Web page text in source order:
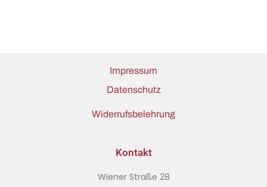
Impressum
Datenschutz
Widerrufsbelehrung
Kontakt
Wiener Straße 28